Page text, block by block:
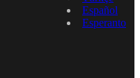
Español
Esperanto